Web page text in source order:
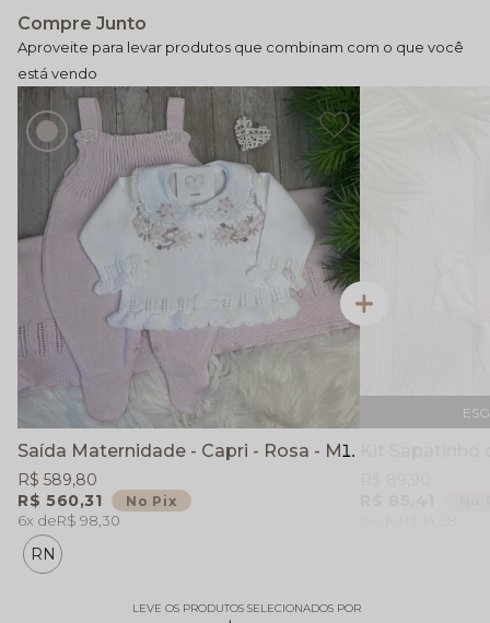
Compre Junto
Saída Maternidade - Capri - Rosa - Manta, Casaco e Jardineira
R$ 560,31 No Pix
R$ 589,80
6x R$ 98,30
RN